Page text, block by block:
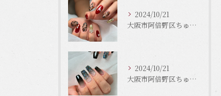
2024/10/21
大阪市阿倍野区ちゅるんネイルはLinonail
2024/10/21
大阪市阿倍野区ちゅるんネイルはLinonail